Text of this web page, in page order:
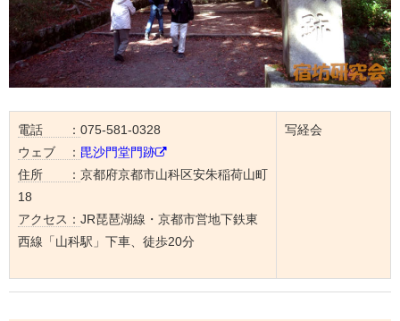
電話 ： 075-581-0328
ウェブ ： 毘沙門堂門跡
住所 ： 京都府京都市山科区安朱稲荷山町
18
アクセス： JR琵琶湖線・京都市営地下鉄東
西線「山科駅」下車、徒歩20分
写経会